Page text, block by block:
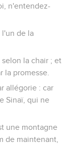
n'entendez-
l'un de la
la chair ; et
la promesse.
allégorie : car
Sinaï, qui ne
une montagne
de maintenant,